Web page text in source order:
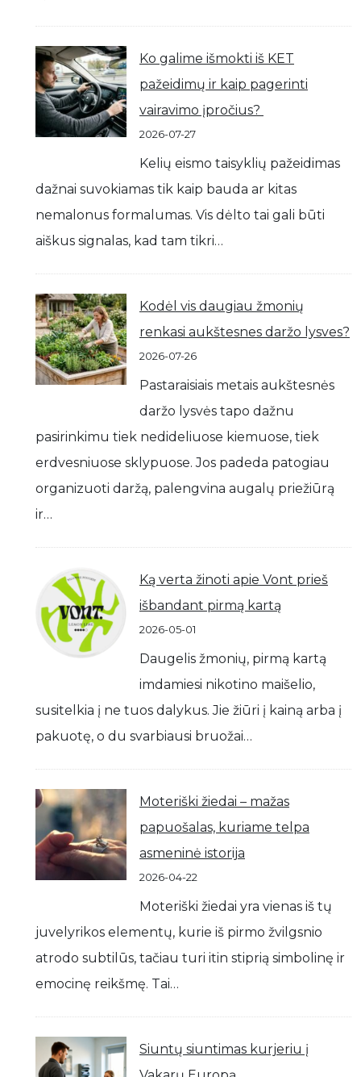
Ko galime išmokti iš KET
pažeidimų ir kaip pagerinti
vairavimo įpročius?
2026-07-27
Kelių eismo taisyklių pažeidimas
dažnai suvokiamas tik kaip bauda ar kitas
nemalonus formalumas. Vis dėlto tai gali būti
aiškus signalas, kad tam tikri…
Kodėl vis daugiau žmonių
renkasi aukštesnes daržo lysves?
2026-07-26
Pastaraisiais metais aukštesnės
daržo lysvės tapo dažnu
pasirinkimu tiek nedideliuose kiemuose, tiek
erdvesniuose sklypuose. Jos padeda patogiau
organizuoti daržą, palengvina augalų priežiūrą
ir…
Ką verta žinoti apie Vont prieš
išbandant pirmą kartą
2026-05-01
Daugelis žmonių, pirmą kartą
imdamiesi nikotino maišelio,
susitelkia į ne tuos dalykus. Jie žiūri į kainą arba į
pakuotę, o du svarbiausi bruožai…
Moteriški žiedai – mažas
papuošalas, kuriame telpa
asmeninė istorija
2026-04-22
Moteriški žiedai yra vienas iš tų
juvelyrikos elementų, kurie iš pirmo žvilgsnio
atrodo subtilūs, tačiau turi itin stiprią simbolinę ir
emocinę reikšmę. Tai…
Siuntų siuntimas kurjeriu į